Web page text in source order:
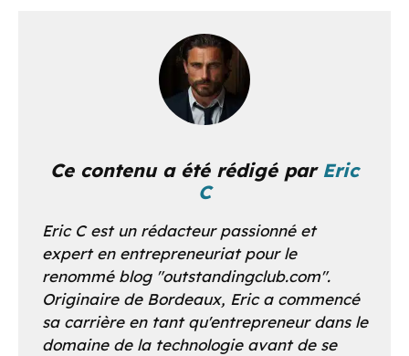
Ce contenu a été rédigé par Eric
C
Eric C est un rédacteur passionné et
expert en entrepreneuriat pour le
renommé blog "outstandingclub.com".
Originaire de Bordeaux, Eric a commencé
sa carrière en tant qu'entrepreneur dans le
domaine de la technologie avant de se